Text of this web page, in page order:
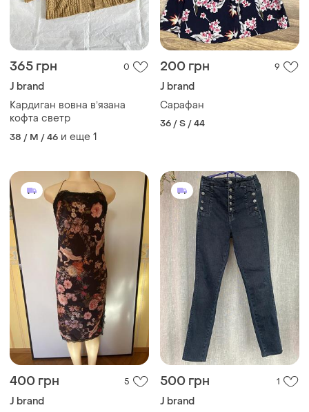
365 грн 0
J brand
Кардиган вовна вʼязана
кофта светр
38 / M / 46 и еще 1
200 грн 9
J brand
Сарафан
36 / S / 44
400 грн 5
J brand
500 грн 1
J brand